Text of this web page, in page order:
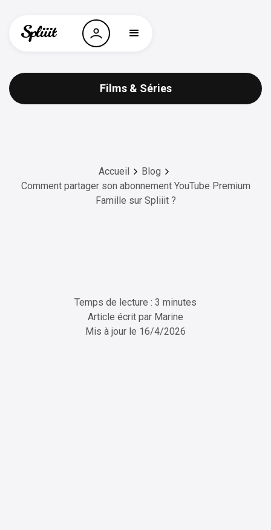
Films & Séries
Accueil
Blog
Comment partager son abonnement YouTube Premium
Famille sur Spliiit ?
Temps de lecture : 3 minutes
Article écrit par Marine
Mis à jour le 16/4/2026